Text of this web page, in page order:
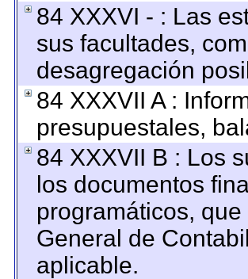
84 XXXVI - : Las
sus facultades,
desagregación
84 XXXVII A :
presupuestales,
84 XXXVII B : Los
los documentos
programáticos,
General de
aplicable.